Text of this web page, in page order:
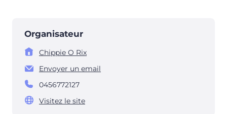
Organisateur
Chippie O Rix
Envoyer un email
0456772127
Visitez le site